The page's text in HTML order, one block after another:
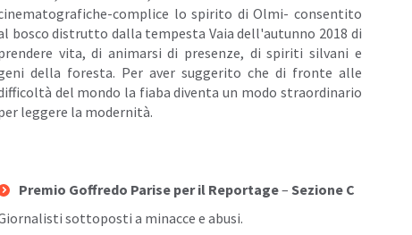
complice lo spirito di Olmi- consentito
bosco distrutto dalla tempesta Vaia dell'autunno 2018 di
vita, di animarsi di presenze, di spiriti silvani e
della foresta. Per aver suggerito che di fronte alle
del mondo la fiaba diventa un modo straordinario
leggere la modernità.
Premio Goffredo Parise per il Reportage– Sezione C
sottoposti a minacce e abusi.